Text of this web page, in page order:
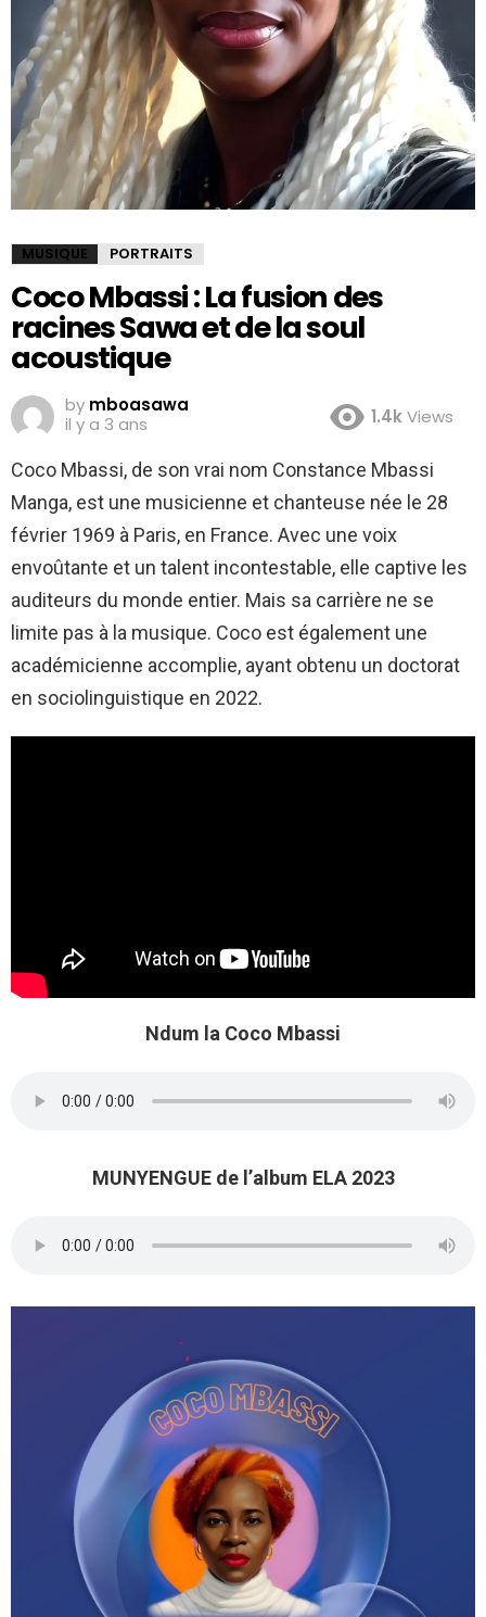
MUSIQUE PORTRAITS
Coco Mbassi : La fusion des
racines Sawa et de la soul
acoustique
by mboasawa
il y a 3 ans
1.4kViews
Coco Mbassi, de son vrai nom Constance Mbassi
Manga, est une musicienne et chanteuse née le 28
février 1969 à Paris, en France. Avec une voix
envoûtante et un talent incontestable, elle captive les
auditeurs du monde entier. Mais sa carrière ne se
limite pas à la musique. Coco est également une
académicienne accomplie, ayant obtenu un doctorat
en sociolinguistique en 2022.
Ndum la Coco Mbassi
MUNYENGUE de l’album ELA 2023